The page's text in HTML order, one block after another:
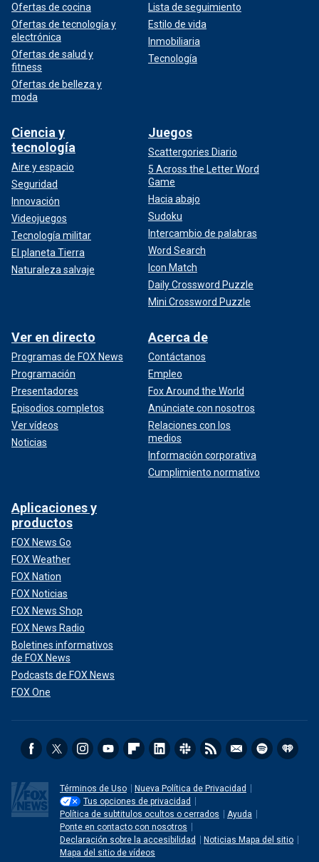
Ofertas de cocina
Ofertas de tecnología y
electrónica
Ofertas de salud y
fitness
Ofertas de belleza y
moda
Lista de seguimiento
Estilo de vida
Inmobiliaria
Tecnología
Ciencia y
tecnología
Aire y espacio
Seguridad
Innovación
Videojuegos
Tecnología militar
El planeta Tierra
Naturaleza salvaje
Juegos
Scattergories Diario
5 Across the Letter Word
Game
Hacia abajo
Sudoku
Intercambio de palabras
Word Search
Icon Match
Daily Crossword Puzzle
Mini Crossword Puzzle
Ver en directo
Programas de FOX News
Programación
Presentadores
Episodios completos
Ver vídeos
Noticias
Acerca de
Contáctanos
Empleo
Fox Around the World
Anúnciate con nosotros
Relaciones con los
medios
Información corporativa
Cumplimiento normativo
Aplicaciones y
productos
FOX News Go
FOX Weather
FOX Nation
FOX Noticias
FOX News Shop
FOX News Radio
Boletines informativos
de FOX News
Podcasts de FOX News
FOX One
Términos de Uso
Nueva Política de Privacidad
Tus opciones de privacidad
Política de subtitulos ocultos o cerrados
Ayuda
Ponte en contacto con nosotros
Declaración sobre la accesibilidad
Noticias Mapa del sitio
Mapa del sitio de vídeos